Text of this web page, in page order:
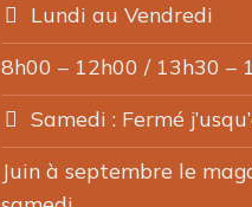
Lundi au Vendredi
8h00 – 12h00 / 13h30 –
Samedi : Fermé
Juin à septembre le